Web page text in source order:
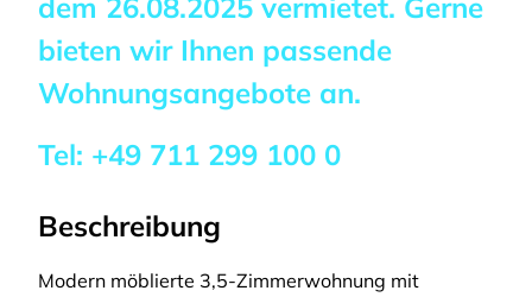
dem 26.08.2025 vermietet. Gerne
bieten wir Ihnen passende
Wohnungsangebote an.
Tel: +49 711 299 100 0
Beschreibung
Modern möblierte 3,5-Zimmerwohnung mit